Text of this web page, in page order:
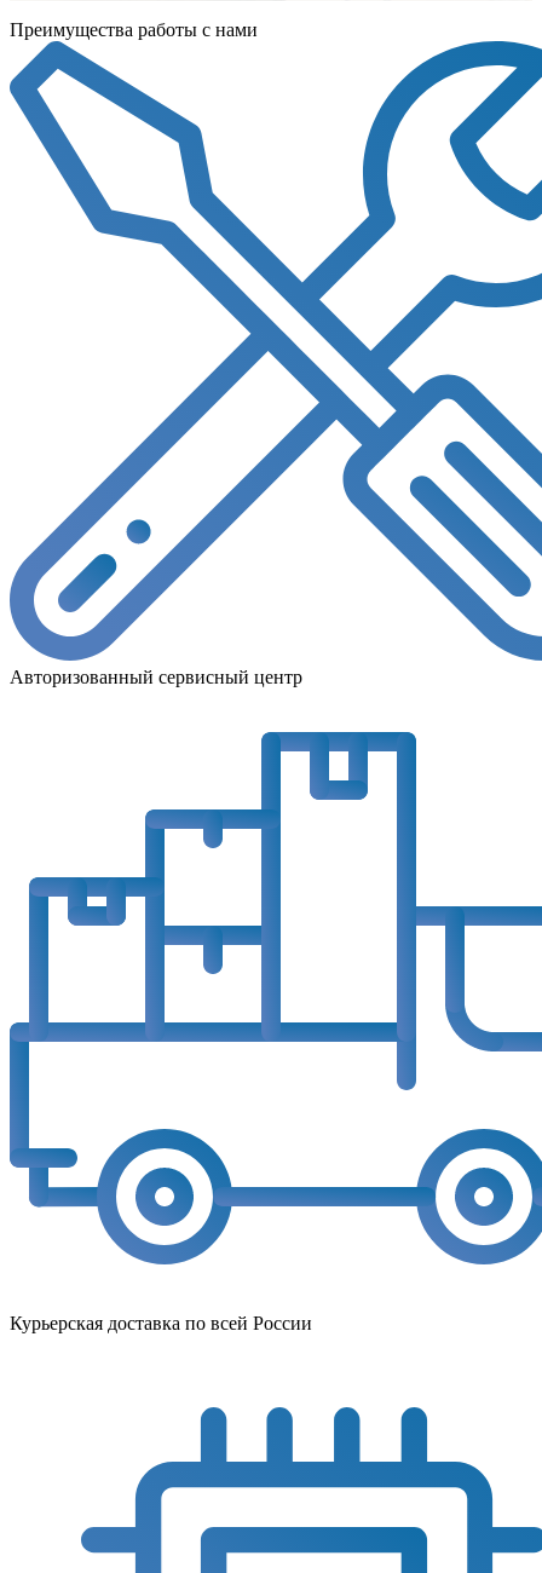
Преимущества работы с нами
Авторизованный сервисный центр
Курьерская доставка по всей России